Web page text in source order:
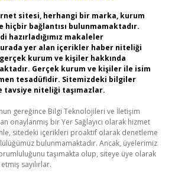
sitesi, herhangi bir marka, kurum
hiçbir bağlantısı bulunmamaktadır.
hazırladığımız makaleler
yer alan içerikler haber niteliği
kurum ve kişiler hakkında
Gerçek kurum ve kişiler ile isim
tesadüfidir. Sitemizdeki bilgiler
tavsiye niteliği taşımazlar.
gereğince Bilgi Teknolojileri ve İletişim
onaylanmış bir Yer Sağlayıcı olarak hizmet
sitedeki içerikleri proaktif olarak denetleme
bulunmamaktadır. Ancak, üyelerimiz
taşımakta olup, siteye üye olarak
sayılırlar.